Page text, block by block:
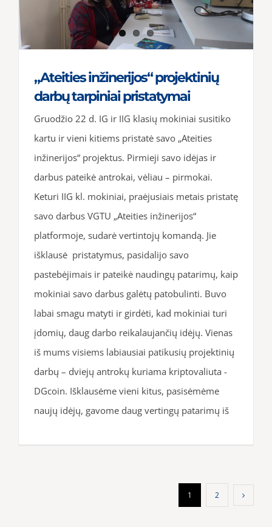
„Ateities inžinerijos“ projektinių
darbų tarpiniai pristatymai
Gruodžio 22 d. IG ir IIG klasių mokiniai susitiko
kartu ir vieni kitiems pristatė savo „Ateities
inžinerijos“ projektus. Pirmieji savo idėjas ir
darbus pateikė antrokai, vėliau – pirmokai.
Keturi IIG kl. mokiniai, praėjusiais metais pristatę
savo darbus VGTU „Ateities inžinerijos“
platformoje, sudarė vertintojų komandą. Jie
išklausė pristatymus, pasidalijo savo
pastebėjimais ir pateikė naudingų patarimų, kaip
mokiniai savo darbus galėtų patobulinti. Buvo
labai smagu matyti ir girdėti, kad mokiniai turi
įdomių, daug darbo reikalaujančių idėjų. Vienas
iš mums visiems labiausiai patikusių projektinių
darbų – dviejų antrokų kuriama kriptovaliuta -
DGcoin. Išklausėme vieni kitus, pasisėmėme
naujų idėjų, gavome daug vertingų patarimų iš
1 2